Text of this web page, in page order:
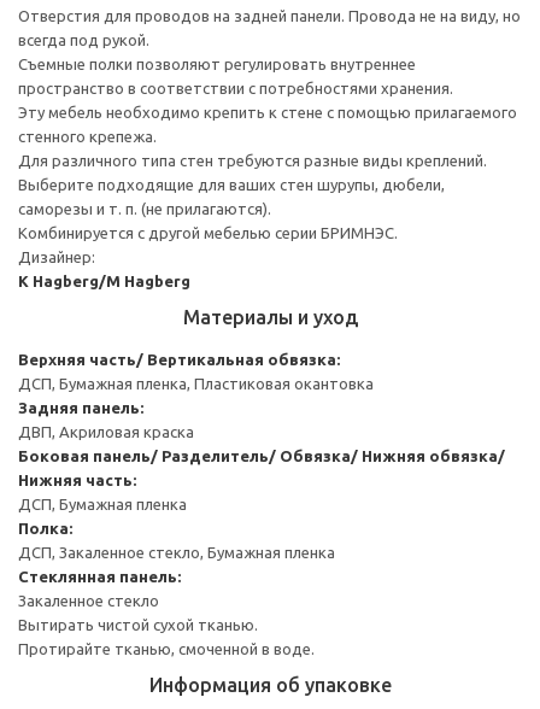
Отверстия для проводов на задней панели. Провода не на виду, но
всегда под рукой.
Съемные полки позволяют регулировать внутреннее
пространство в соответствии с потребностями хранения.
Эту мебель необходимо крепить к стене с помощью прилагаемого
стенного крепежа.
Для различного типа стен требуются разные виды креплений.
Выберите подходящие для ваших стен шурупы, дюбели,
саморезы и т. п. (не прилагаются).
Комбинируется с другой мебелью серии БРИМНЭС.
Дизайнер:
K Hagberg/M Hagberg
Материалы и уход
Верхняя часть/ Вертикальная обвязка:
ДСП, Бумажная пленка, Пластиковая окантовка
Задняя панель:
ДВП, Акриловая краска
Боковая панель/ Разделитель/ Обвязка/ Нижняя обвязка/
Нижняя часть:
ДСП, Бумажная пленка
Полка:
ДСП, Закаленное стекло, Бумажная пленка
Стеклянная панель:
Закаленное стекло
Вытирать чистой сухой тканью.
Протирайте тканью, смоченной в воде.
Информация об упаковке